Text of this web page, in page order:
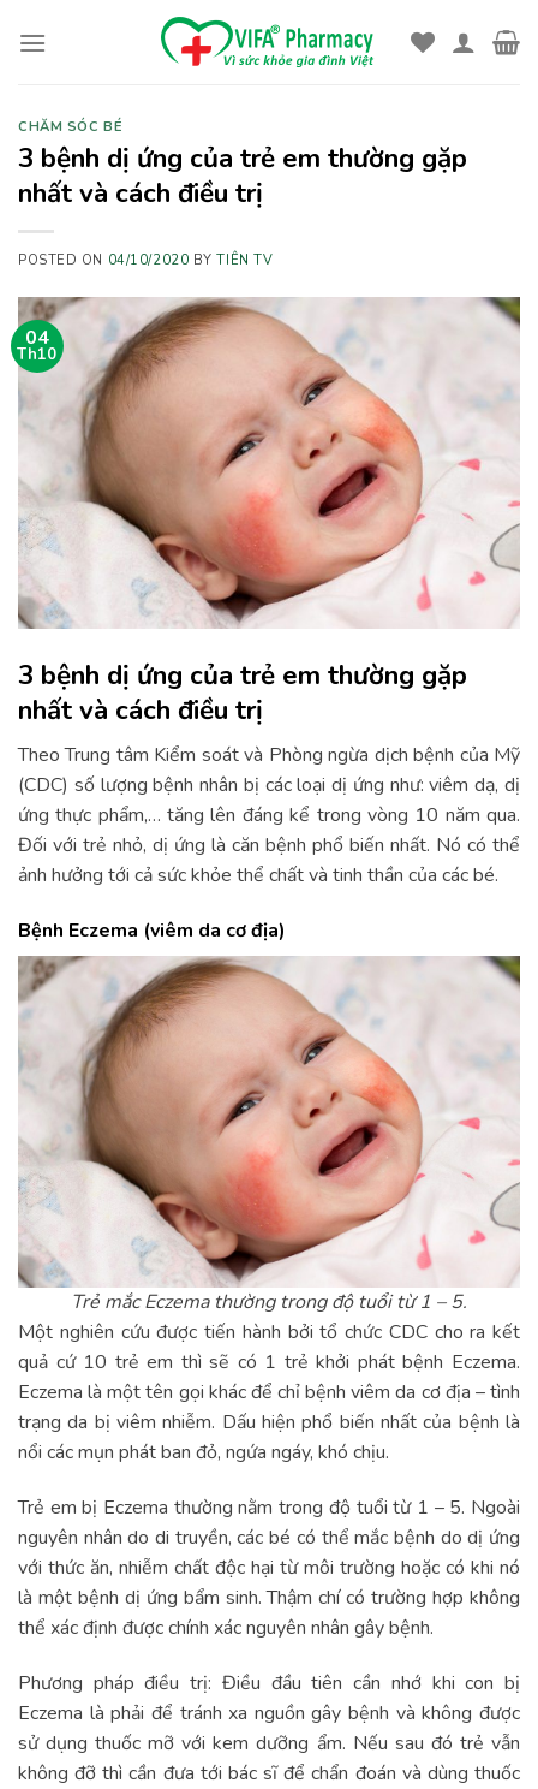
CHĂM SÓC BÉ
3 bệnh dị ứng của trẻ em thường gặp
nhất và cách điều trị
POSTED ON 04/10/2020 BYTIÊN TV
04
Th10
3 bệnh dị ứng của trẻ em thường gặp
nhất và cách điều trị
Theo Trung tâm Kiểm soát và Phòng ngừa dịch bệnh của Mỹ
(CDC) số lượng bệnh nhân bị các loại dị ứng như: viêm dạ, dị
ứng thực phẩm,… tăng lên đáng kể trong vòng 10 năm qua.
Đối với trẻ nhỏ, dị ứng là căn bệnh phổ biến nhất. Nó có thể
ảnh hưởng tới cả sức khỏe thể chất và tinh thần của các bé.
Bệnh Eczema (viêm da cơ địa)
Trẻ mắc Eczema thường trong độ tuổi từ 1 – 5.
Một nghiên cứu được tiến hành bởi tổ chức CDC cho ra kết
quả cứ 10 trẻ em thì sẽ có 1 trẻ khởi phát bệnh Eczema.
Eczema là một tên gọi khác để chỉ bệnh viêm da cơ địa – tình
trạng da bị viêm nhiễm. Dấu hiện phổ biến nhất của bệnh là
nổi các mụn phát ban đỏ, ngứa ngáy, khó chịu.
Trẻ em bị Eczema thường nằm trong độ tuổi từ 1 – 5. Ngoài
nguyên nhân do di truyền, các bé có thể mắc bệnh do dị ứng
với thức ăn, nhiễm chất độc hại từ môi trường hoặc có khi nó
là một bệnh dị ứng bẩm sinh. Thậm chí có trường hợp không
thể xác định được chính xác nguyên nhân gây bệnh.
Phương pháp điều trị: Điều đầu tiên cần nhớ khi con bị
Eczema là phải để tránh xa nguồn gây bệnh và không được
sử dụng thuốc mỡ với kem dưỡng ẩm. Nếu sau đó trẻ vẫn
không đỡ thì cần đưa tới bác sĩ để chẩn đoán và dùng thuốc